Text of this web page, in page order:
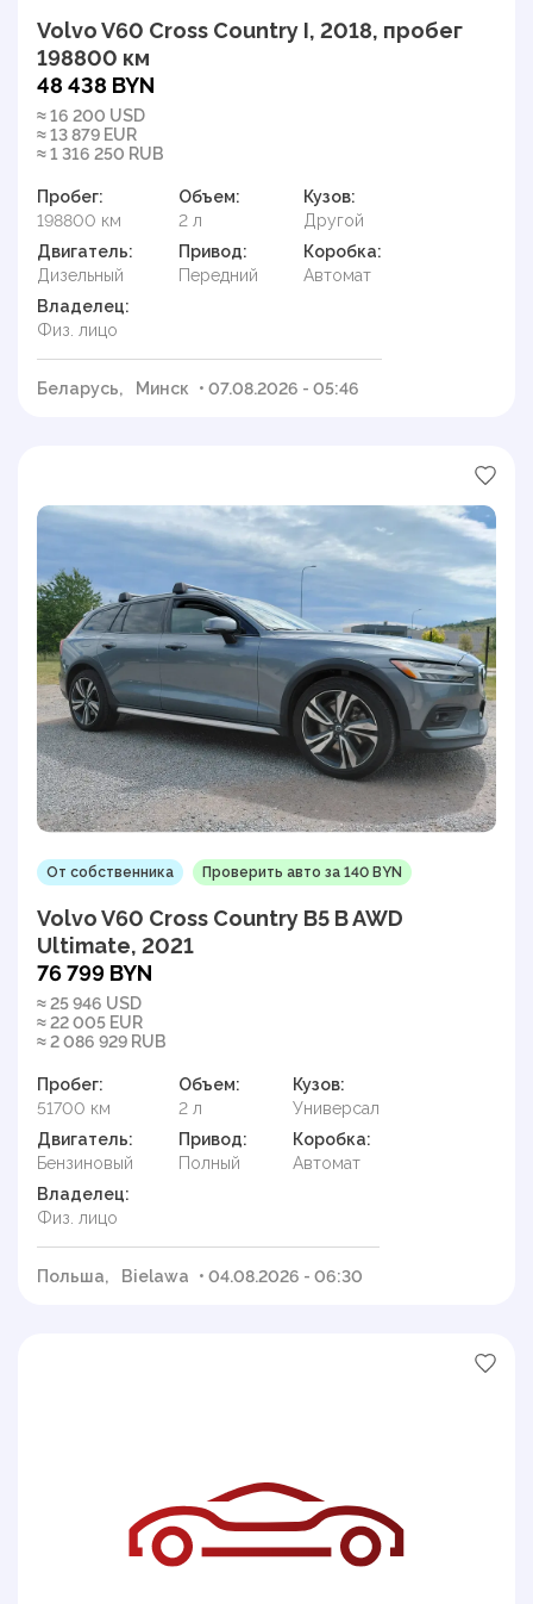
Volvo V60 Cross Country I, 2018, пробег
198800 км
48 438 BYN
≈ 16 200 USD
≈ 13 879 EUR
≈ 1 316 250 RUB
Пробег:
198800 км
Объем:
2 л
Кузов:
Другой
Двигатель:
Дизельный
Привод:
Передний
Коробка:
Автомат
Владелец:
Физ. лицо
Беларусь, Минск • 07.08.2026 - 05:46
От собственника Проверить авто за 140 BYN
Volvo V60 Cross Country B5 B AWD
Ultimate, 2021
76 799 BYN
≈ 25 946 USD
≈ 22 005 EUR
≈ 2 086 929 RUB
Пробег:
51700 км
Объем:
2 л
Кузов:
Универсал
Двигатель:
Бензиновый
Привод:
Полный
Коробка:
Автомат
Владелец:
Физ. лицо
Польша, Bielawa • 04.08.2026 - 06:30